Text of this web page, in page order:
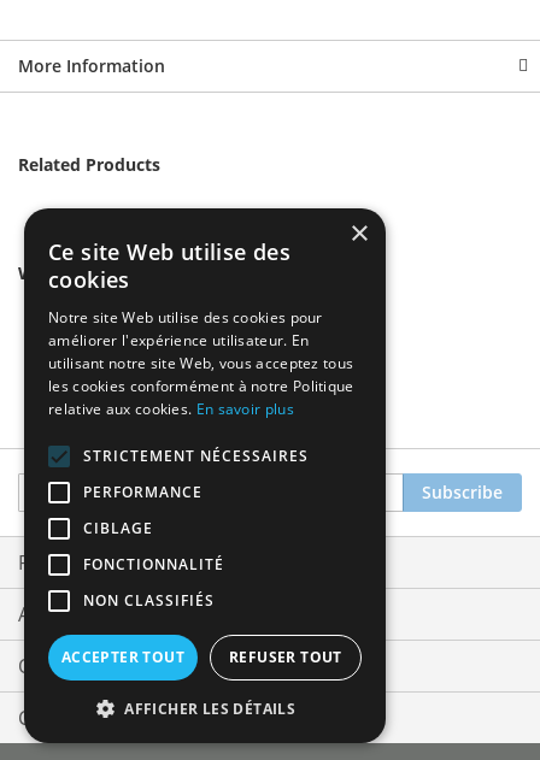
More Information
Related Products
We found other products you might like!
Sign
Up
for
Our
Newsletter:
Subscribe
Privacy and Cookie Policy
Advanced Search
Orders and Returns
Contact Us
×
Ce site Web utilise des
cookies
Notre site Web utilise des cookies pour
améliorer l'expérience utilisateur. En
utilisant notre site Web, vous acceptez tous
les cookies conformément à notre Politique
relative aux cookies. En savoir plus
STRICTEMENT NÉCESSAIRES
PERFORMANCE
CIBLAGE
FONCTIONNALITÉ
NON CLASSIFIÉS
ACCEPTER TOUT REFUSER TOUT
AFFICHER LES DÉTAILS